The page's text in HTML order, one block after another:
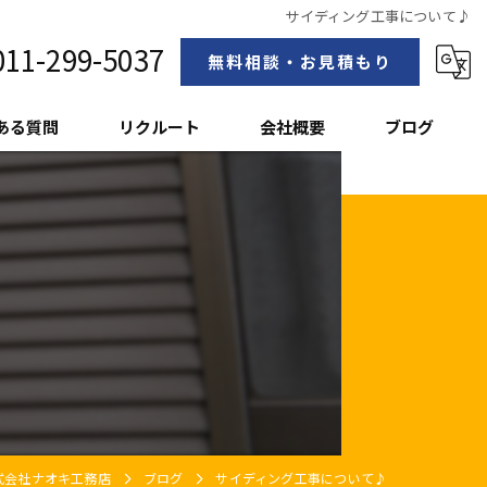
サイディング工事について♪
299-5037 無料相談・お見積もり
る質問 リクルート 会社概要
スタッフ紹介
ブログ
社ナオキ工務店 ブログ サイディング工事について♪